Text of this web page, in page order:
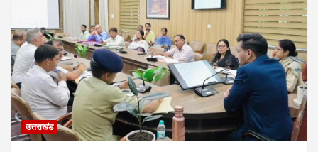
उत्तराखंड